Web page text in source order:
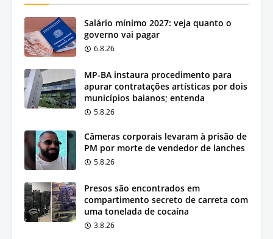
Salário mínimo 2027: veja quanto o
governo vai pagar
6.8.26
MP-BA instaura procedimento para
apurar contratações artísticas por dois
municípios baianos; entenda
5.8.26
Câmeras corporais levaram à prisão de
PM por morte de vendedor de lanches
5.8.26
Presos são encontrados em
compartimento secreto de carreta com
uma tonelada de cocaína
3.8.26